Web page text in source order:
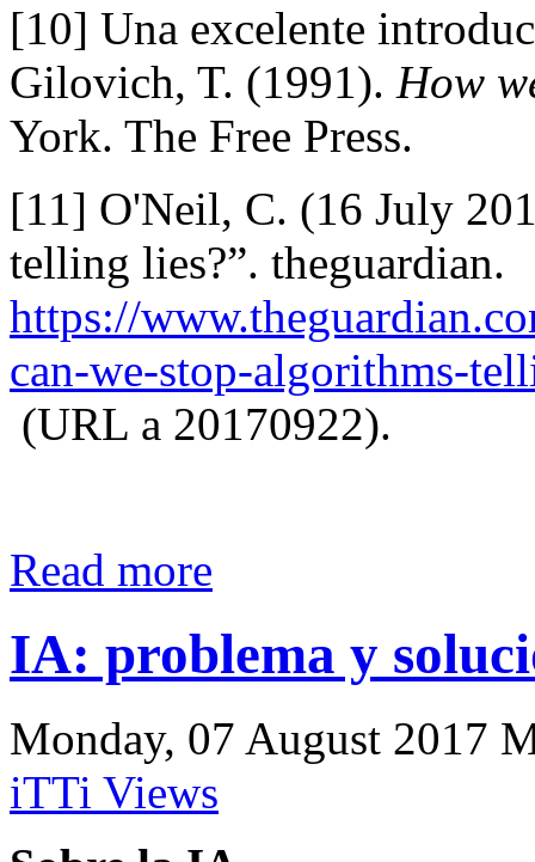
[10] Una excelente
Gilovich, T. (1991). How
York. The Free Press.
[11] O'Neil, C. (16 July
telling lies?”. theguardian.
https://
(URL a 20170922).
Read more
IA: problema y
Monday, 07 August 2017
iTTi Views